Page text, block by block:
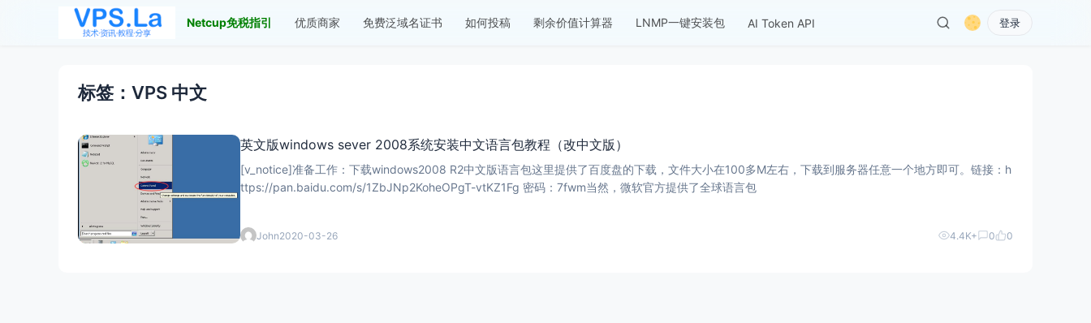
Netcup免税指引 优质商家 免费泛域名证书 如何投稿 剩余价值计算器 LNMP一键安装包 AI Token API 登录
标签：VPS 中文
英文版windows sever 2008系统安装中文语言包教程（改中文版）
[v_notice]准备工作：下载windows2008 R2中文版语言包这里提供了百度盘的下载，文件大小在100多M左右，下载到服务器任意一个地方即可。链接：h
ttps://pan.baidu.com/s/1ZbJNp2KoheOPgT-vtKZ1Fg 密码：7fwm当然，微软官方提供了全球语言包
John2020-03-26 4.4K+ 0 0